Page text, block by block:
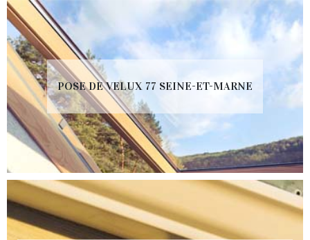
POSE DE VELUX 77 SEINE-ET-MARNE